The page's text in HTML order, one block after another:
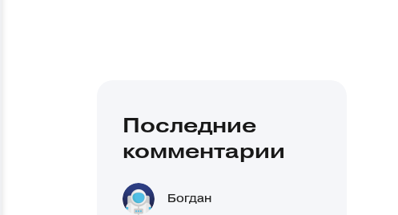
Последние
комментарии
Богдан